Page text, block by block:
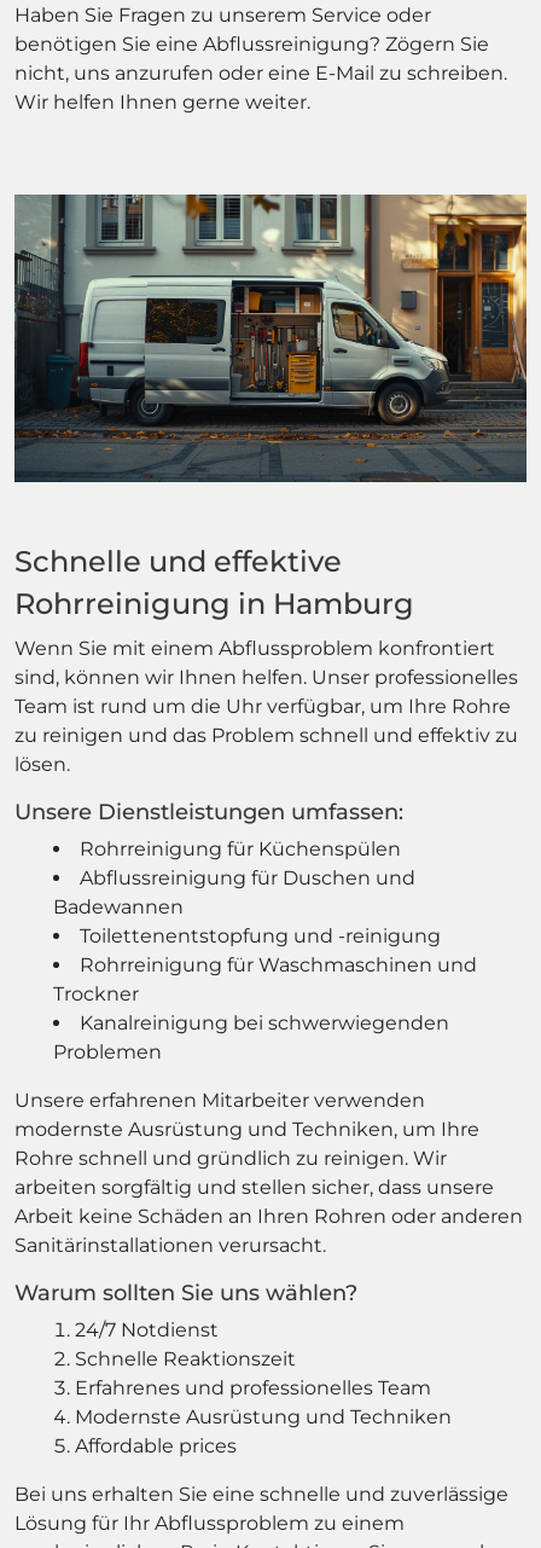
Haben Sie Fragen zu unserem Service oder
benötigen Sie eine Abflussreinigung? Zögern Sie
nicht, uns anzurufen oder eine E-Mail zu schreiben.
Wir helfen Ihnen gerne weiter.
Schnelle und effektive
Rohrreinigung in Hamburg
Wenn Sie mit einem Abflussproblem konfrontiert
sind, können wir Ihnen helfen. Unser professionelles
Team ist rund um die Uhr verfügbar, um Ihre Rohre
zu reinigen und das Problem schnell und effektiv zu
lösen.
Unsere Dienstleistungen umfassen:
Rohrreinigung für Küchenspülen
Abflussreinigung für Duschen und
Badewannen
Toilettenentstopfung und -reinigung
Rohrreinigung für Waschmaschinen und
Trockner
Kanalreinigung bei schwerwiegenden
Problemen
Unsere erfahrenen Mitarbeiter verwenden
modernste Ausrüstung und Techniken, um Ihre
Rohre schnell und gründlich zu reinigen. Wir
arbeiten sorgfältig und stellen sicher, dass unsere
Arbeit keine Schäden an Ihren Rohren oder anderen
Sanitärinstallationen verursacht.
Warum sollten Sie uns wählen?
24/7 Notdienst
Schnelle Reaktionszeit
Erfahrenes und professionelles Team
Modernste Ausrüstung und Techniken
Affordable prices
Bei uns erhalten Sie eine schnelle und zuverlässige
Lösung für Ihr Abflussproblem zu einem